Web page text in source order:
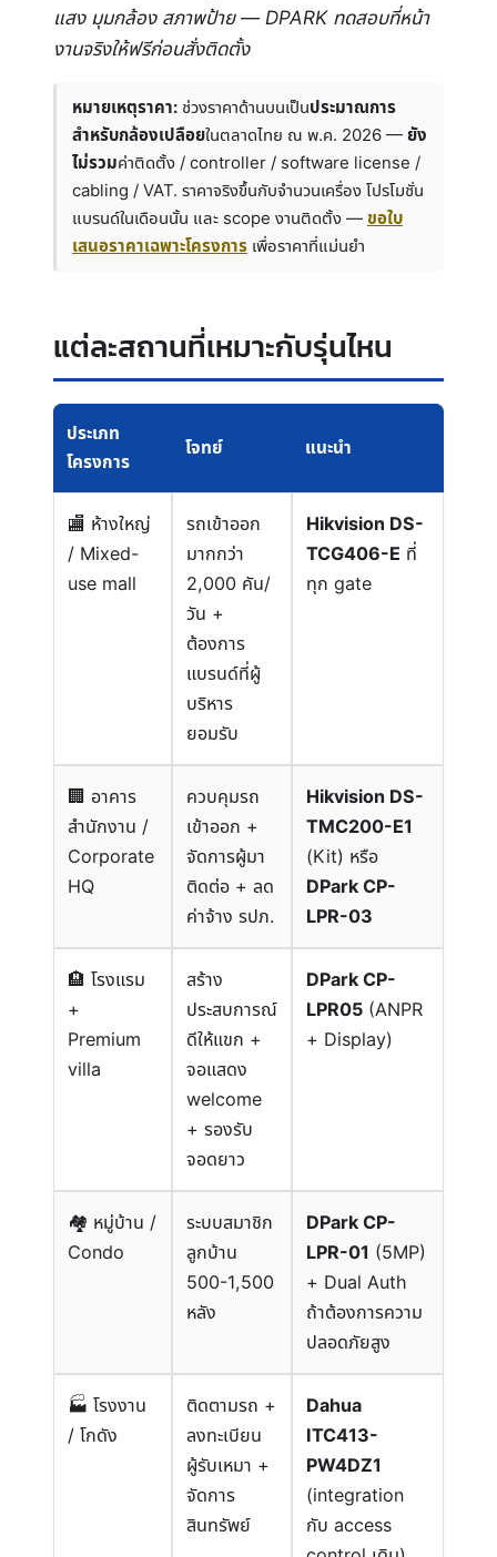
แสง มุมกล้อง สภาพป้าย — DPARK ทดสอบที่หน้า
งานจริงให้ฟรีก่อนสั่งติดตั้ง
หมายเหตุราคา: ช่วงราคาด้านบนเป็นประมาณการ
สำหรับกล้องเปลือยในตลาดไทย ณ พ.ค. 2026 — ยัง
ไม่รวมค่าติดตั้ง / controller / software license /
cabling / VAT. ราคาจริงขึ้นกับจำนวนเครื่อง โปรโมชั่น
แบรนด์ในเดือนนั้น และ scope งานติดตั้ง — ขอใบ
เสนอราคาเฉพาะโครงการ เพื่อราคาที่แม่นยำ
แต่ละสถานที่เหมาะกับรุ่นไหน
ประเภท
โครงการ
โจทย์ แนะนำ
ห้างใหญ่
/ Mixed-
use mall
รถเข้าออก
มากกว่า
2,000 คัน/
วัน +
ต้องการ
แบรนด์ที่ผู้
บริหาร
ยอมรับ
Hikvision DS-
TCG406-E ที่
ทุก gate
อาคาร
สำนักงาน /
Corporate
HQ
ควบคุมรถ
เข้าออก +
จัดการผู้มา
ติดต่อ + ลด
ค่าจ้าง รปภ.
Hikvision DS-
TMC200-E1
(Kit) หรือ
DPark CP-
LPR-03
โรงแรม
+
Premium
villa
สร้าง
ประสบการณ์
ดีให้แขก +
จอแสดง
welcome
+ รองรับ
จอดยาว
DPark CP-
LPR05 (ANPR
+ Display)
🏘 หมู่บ้าน /
Condo
ระบบสมาชิก
ลูกบ้าน
500-1,500
หลัง
DPark CP-
LPR-01 (5MP)
+ Dual Auth
ถ้าต้องการความ
ปลอดภัยสูง
โรงงาน
/ โกดัง
ติดตามรถ +
ลงทะเบียน
ผู้รับเหมา +
จัดการ
สินทรัพย์
Dahua
ITC413-
PW4DZ1
(integration
กับ access